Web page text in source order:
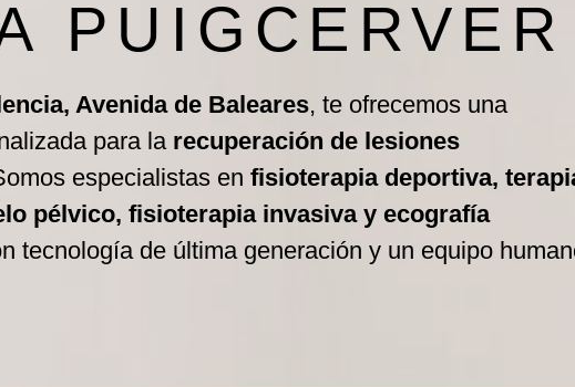
PUIGCERVER
Avenida de Baleares, te ofrecemos una
para la recuperación de lesiones
especialistas en fisioterapia deportiva,
pélvico, fisioterapia invasiva y ecografía
tecnología de última generación y un equipo